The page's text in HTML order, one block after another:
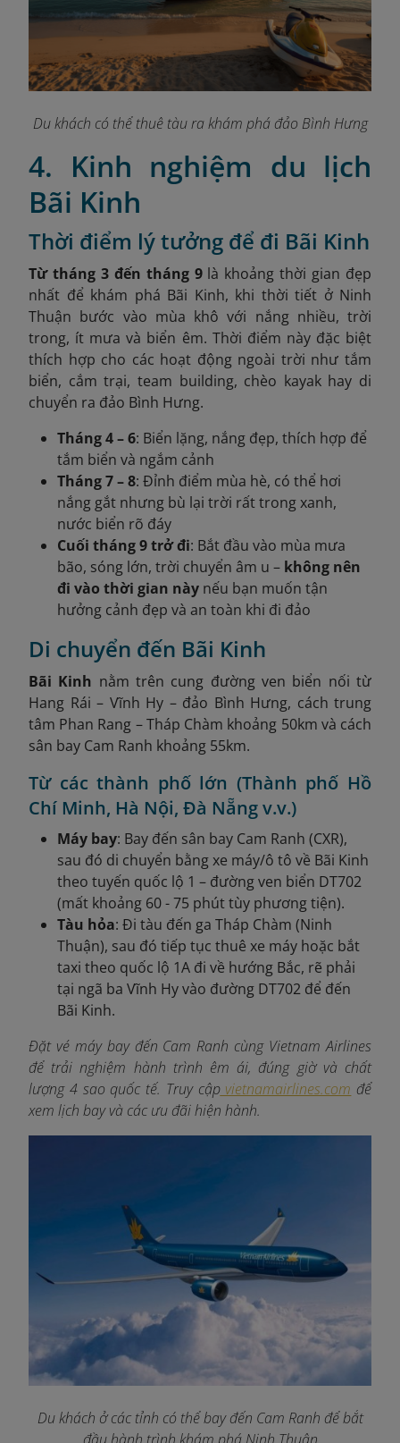
Du khách có thể thuê tàu ra khám phá đảo Bình Hưng
4. Kinh nghiệm du lịch
Bãi Kinh
Thời điểm lý tưởng để đi Bãi Kinh
Từ tháng 3 đến tháng 9là khoảng thời gian đẹp
nhất để khám phá Bãi Kinh, khi thời tiết ở Ninh
Thuận bước vào mùa khô với nắng nhiều, trời
trong, ít mưa và biển êm. Thời điểm này đặc biệt
thích hợp cho các hoạt động ngoài trời như tắm
biển, cắm trại, team building, chèo kayak hay di
chuyển ra đảo Bình Hưng.
Tháng 4 – 6: Biển lặng, nắng đẹp, thích hợp để
tắm biển và ngắm cảnh
Tháng 7 – 8: Đỉnh điểm mùa hè, có thể hơi
nắng gắt nhưng bù lại trời rất trong xanh,
nước biển rõ đáy
Cuối tháng 9 trở đi: Bắt đầu vào mùa mưa
bão, sóng lớn, trời chuyển âm u – không nên
đi vào thời gian này nếu bạn muốn tận
hưởng cảnh đẹp và an toàn khi đi đảo
Di chuyển đến Bãi Kinh
Bãi Kinh nằm trên cung đường ven biển nối từ
Hang Rái – Vĩnh Hy – đảo Bình Hưng, cách trung
tâm Phan Rang – Tháp Chàm khoảng 50km và cách
sân bay Cam Ranh khoảng 55km.
Từ các thành phố lớn (Thành phố Hồ
Chí Minh, Hà Nội, Đà Nẵng v.v.)
Máy bay: Bay đến sân bay Cam Ranh (CXR),
sau đó di chuyển bằng xe máy/ô tô về Bãi Kinh
theo tuyến quốc lộ 1 – đường ven biển DT702
(mất khoảng 60 - 75 phút tùy phương tiện).
Tàu hỏa: Đi tàu đến ga Tháp Chàm (Ninh
Thuận), sau đó tiếp tục thuê xe máy hoặc bắt
taxi theo quốc lộ 1A đi về hướng Bắc, rẽ phải
tại ngã ba Vĩnh Hy vào đường DT702 để đến
Bãi Kinh.
Đặt vé máy bay đến Cam Ranh cùng Vietnam Airlines
để trải nghiệm hành trình êm ái, đúng giờ và chất
lượng 4 sao quốc tế. Truy cậpvietnamairlines.com để
xem lịch bay và các ưu đãi hiện hành.
Du khách ở các tỉnh có thể bay đến Cam Ranh để bắt